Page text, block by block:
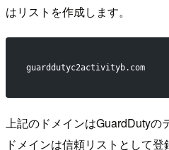
はリストを作成します。
guarddutyc2activityb.com
上記のドメインはGuardDutyの
ドメインは信頼リストとして